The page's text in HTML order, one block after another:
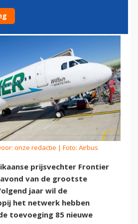
onze redactie | Foto: Airbus
prijsvechter Frontier
van de grootste
jaar wil de
het netwerk hebben
toevoeging 85 nieuwe